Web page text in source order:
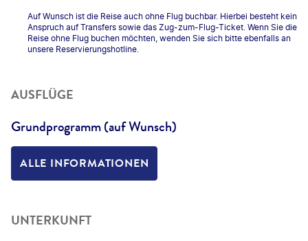
Auf Wunsch ist die Reise auch ohne Flug buchbar. Hierbei besteht kein
Anspruch auf Transfers sowie das Zug-zum-Flug-Ticket. Wenn Sie die
Reise ohne Flug buchen möchten, wenden Sie sich bitte ebenfalls an
unsere Reservierungshotline.
AUSFLÜGE
Grundprogramm (auf Wunsch)
ALLE INFORMATIONEN
UNTERKUNFT